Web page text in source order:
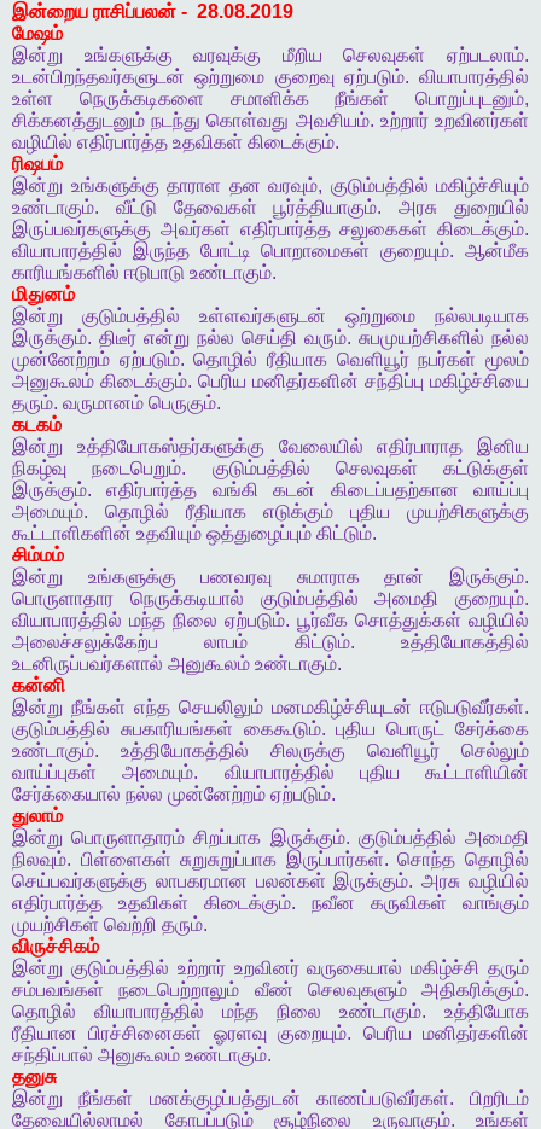
இன்றைய ராசிப்பலன் - 28.08.2019
மேஷம்
இன்று
உங்களுக்கு வரவுக்கு மீறிய செலவுகள் ஏற்படலாம்.
உடன்பிறந்தவர்களுடன் ஒற்றுமை குறைவு ஏற்படும். வியாபாரத்தில்
உள்ள
நெருக்கடிகளை சமாளிக்க நீங்கள் பொறுப்புடனும்,
சிக்கனத்துடனும் நடந்து கொள்வது அவசியம். உற்றார் உறவினர்கள்
வழியில் எதிர்பார்த்த உதவிகள் கிடைக்கும்.
ரிஷபம்
இன்று உங்களுக்கு தாராள தன வரவும், குடும்பத்தில் மகிழ்ச்சியும்
உண்டாகும். வீட்டு தேவைகள் பூர்த்தியாகும்.அரசு
துறையில்
இருப்பவர்களுக்கு அவர்கள் எதிர்பார்த்த சலுகைகள் கிடைக்கும்.
வியாபாரத்தில்
இருந்த போட்டி பொறாமைகள் குறையும்.ஆன்மீக
காரியங்களில் ஈடுபாடு உண்டாகும்.
மிதுனம்
இன்று
குடும்பத்தில் உள்ளவர்களுடன் ஒற்றுமை
நல்லபடியாக
இருக்கும். திடீர் என்று நல்ல செய்தி வரும். சுபமுயற்சிகளில் நல்ல
முன்னேற்றம் ஏற்படும்.தொழில் ரீதியாக வெளியூர் நபர்கள் மூலம்
அனுகூலம் கிடைக்கும். பெரிய மனிதர்களின் சந்திப்பு மகிழ்ச்சியை
தரும். வருமானம் பெருகும்.
கடகம்
இன்று
உத்தியோகஸ்தர்களுக்கு வேலையில் எதிர்பாராத
இனிய
நிகழ்வு
நடைபெறும். குடும்பத்தில் செலவுகள்
கட்டுக்குள்
இருக்கும்.எதிர்பார்த்த வங்கி கடன் கிடைப்பதற்கான
வாய்ப்பு
அமையும். தொழில் ரீதியாக எடுக்கும் புதிய
முயற்சிகளுக்கு
கூட்டாளிகளின் உதவியும் ஒத்துழைப்பும் கிட்டும்.
சிம்மம்
இன்று
உங்களுக்கு பணவரவு சுமாராக தான் இருக்கும்.
பொருளாதார
நெருக்கடியால் குடும்பத்தில் அமைதி குறையும்.
வியாபாரத்தில் மந்த நிலை ஏற்படும். பூர்வீக சொத்துக்கள் வழியில்
அலைச்சலுக்கேற்ப
லாபம் கிட்டும்.உத்தியோகத்தில்
உடனிருப்பவர்களால் அனுகூலம் உண்டாகும்.
கன்னி
இன்று நீங்கள் எந்த செயலிலும் மனமகிழ்ச்சியுடன் ஈடுபடுவீர்கள்.
குடும்பத்தில் சுபகாரியங்கள் கைகூடும்.புதிய பொருட்
சேர்க்கை
உண்டாகும். உத்தியோகத்தில் சிலருக்கு வெளியூர்
செல்லும்
வாய்ப்புகள்
அமையும். வியாபாரத்தில் புதிய
கூட்டாளியின்
சேர்க்கையால் நல்ல முன்னேற்றம் ஏற்படும்.
துலாம்
இன்று பொருளாதாரம் சிறப்பாக இருக்கும். குடும்பத்தில் அமைதி
நிலவும். பிள்ளைகள் சுறுசுறுப்பாக இருப்பார்கள்.சொந்த தொழில்
செய்பவர்களுக்கு லாபகரமான பலன்கள் இருக்கும்.அரசு வழியில்
எதிர்பார்த்த
உதவிகள் கிடைக்கும். நவீன கருவிகள்
வாங்கும்
முயற்சிகள் வெற்றி தரும்.
விருச்சிகம்
இன்று குடும்பத்தில் உற்றார் உறவினர் வருகையால் மகிழ்ச்சி தரும்
சம்பவங்கள்
நடைபெற்றாலும் வீண் செலவுகளும் அதிகரிக்கும்.
தொழில்
வியாபாரத்தில் மந்த நிலை உண்டாகும். உத்தியோக
ரீதியான
பிரச்சினைகள் ஓரளவு குறையும். பெரிய மனிதர்களின்
சந்திப்பால் அனுகூலம் உண்டாகும்.
தனுசு
இன்று
நீங்கள் மனக்குழப்பத்துடன் காணப்படுவீர்கள். பிறரிடம்
தேவையில்லாமல்
கோபப்படும் சூழ்நிலை உருவாகும். உங்கள்